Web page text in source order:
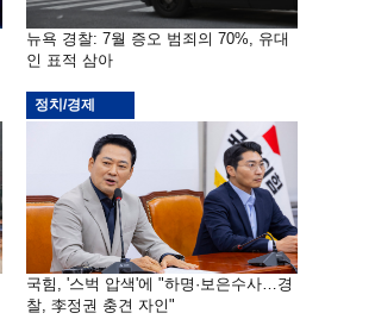
뉴욕 경찰: 7월 증오 범죄의 70%, 유대
인 표적 삼아
정치/경제
국힘, '스벅 압색'에 "하명·보은수사…경
찰, 李정권 충견 자인"